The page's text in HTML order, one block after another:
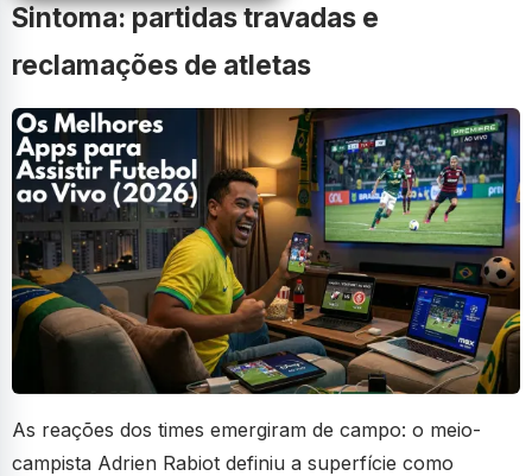
Sintoma: partidas travadas e
reclamações de atletas
As reações dos times emergiram de campo: o meio-
campista Adrien Rabiot definiu a superfície como